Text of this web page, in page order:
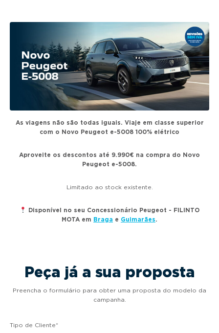
o
n
As viagens não são todas iguais. Viaje em classe superior
com o Novo Peugeot e-5008 100% elétrico
Aproveite os descontos até 9.990€ na compra do Novo
Peugeot e-5008.
Limitado ao stock existente.
Disponível no seu Concessionário Peugeot - FILINTO
MOTA em Braga e Guimarães.
Peça já a sua proposta
Preencha o formulário para obter uma proposta do modelo da
campanha.
Tipo de Cliente*